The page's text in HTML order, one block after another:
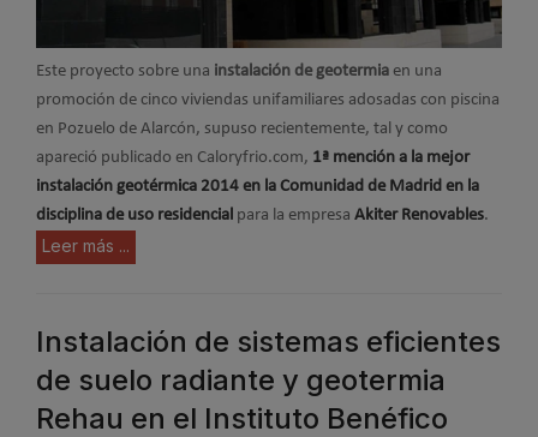
Este proyecto sobre una instalación de geotermia en una
promoción de cinco viviendas unifamiliares adosadas con piscina
en Pozuelo de Alarcón, supuso recientemente, tal y como
apareció publicado en Caloryfrio.com, 1ª mención a la mejor
instalación geotérmica 2014 en la Comunidad de Madrid en la
disciplina de uso residencial para la empresa Akiter Renovables.
Leer más ...
Instalación de sistemas eficientes
de suelo radiante y geotermia
Rehau en el Instituto Benéfico